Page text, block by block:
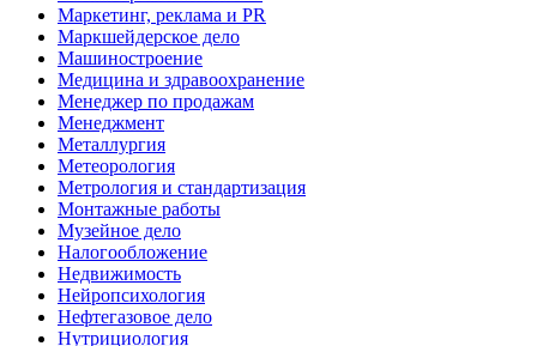
Маркетинг, реклама и PR
Маркшейдерское дело
Машиностроение
Медицина и здравоохранение
Менеджер по продажам
Менеджмент
Металлургия
Метеорология
Метрология и стандартизация
Монтажные работы
Музейное дело
Налогообложение
Недвижимость
Нейропсихология
Нефтегазовое дело
Нутрициология